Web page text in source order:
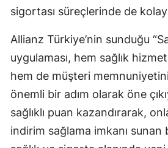
sigortası süreçlerinde de
Allianz Türkiye’nin sunduğu
uygulaması, hem sağlık
hem de müşteri
önemli bir adım olarak öne
sağlıklı puan kazandırarak,
indirim sağlama imkanı sunan